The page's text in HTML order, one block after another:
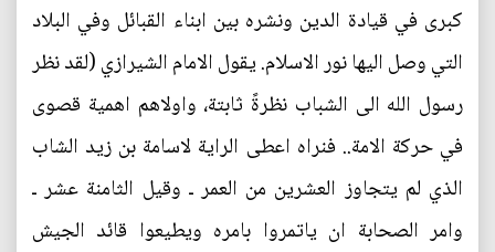
كبرى في قيادة الدين ونشره بين ابناء القبائل وفي البلاد
التي وصل اليها نور الاسلام. يقول الامام الشيرازي (لقد نظر
رسول الله الى الشباب نظرةً ثابتة، واولاهم اهمية قصوى
في حركة الامة.. فنراه اعطى الراية لاسامة بن زيد الشاب
الذي لم يتجاوز العشرين من العمر ـ وقيل الثامنة عشر ـ
وامر الصحابة ان ياتمروا بامره ويطيعوا قائد الجيش